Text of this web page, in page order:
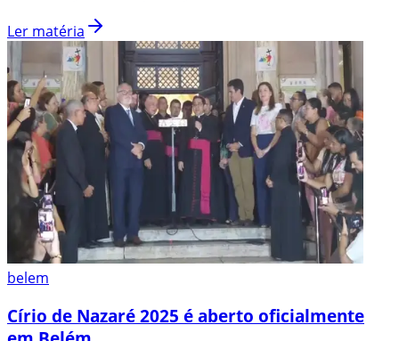
Ler matéria
belem
Círio de Nazaré 2025 é aberto oficialmente